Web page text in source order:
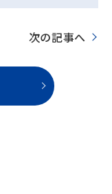
次の記事へ